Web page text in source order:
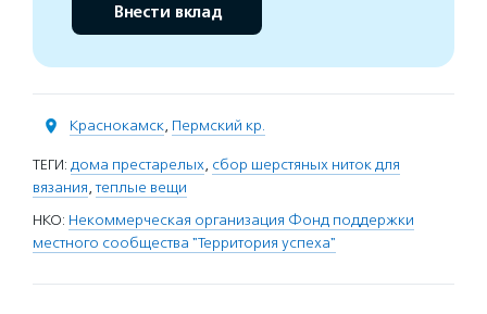
Внести вклад
Краснокамск, Пермский кр.
ТЕГИ: дома престарелых, сбор шерстяных ниток для
вязания,теплые вещи
НКО: Некоммерческая организация Фонд поддержки
местного сообщества "Территория успеха"